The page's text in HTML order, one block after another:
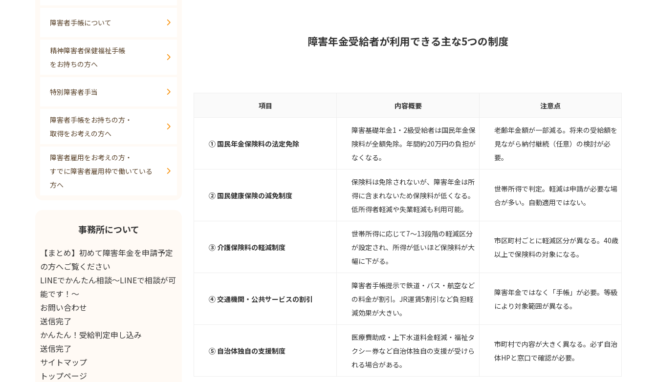
障害年金受給者が利用できる主な5つの制度
項目 内容概要 注意点
① 国民年金保険料の法定免除
障害基礎年金1・2級受給者は国民年金保
険料が全額免除。年間約20万円の負担が
なくなる。
老齢年金額が一部減る。将来の受給額を
見ながら納付継続（任意）の検討が必
要。
② 国民健康保険の減免制度
保険料は免除されないが、障害年金は所
得に含まれないため保険料が低くなる。
低所得者軽減や失業軽減も利用可能。
世帯所得で判定。軽減は申請が必要な場
合が多い。自動適用ではない。
③ 介護保険料の軽減制度
世帯所得に応じて7〜13段階の軽減区分
が設定され、所得が低いほど保険料が大
幅に下がる。
市区町村ごとに軽減区分が異なる。40歳
以上で保険料の対象になる。
④ 交通機関・公共サービスの割引
障害者手帳提示で鉄道・バス・航空など
の料金が割引。JR運賃5割引など負担軽
減効果が大きい。
障害年金ではなく「手帳」が必要。等級
により対象範囲が異なる。
⑤ 自治体独自の支援制度
医療費助成・上下水道料金軽減・福祉タ
クシー券など自治体独自の支援が受けら
れる場合がある。
市町村で内容が大きく異なる。必ず自治
体HPと窓口で確認が必要。
障害者手帳について
精神障害者保健福祉手帳
をお持ちの方へ
特別障害者手当
障害者手帳をお持ちの方・
取得をお考えの方へ
障害者雇用をお考えの方・
すでに障害者雇用枠で働いている
方へ
事務所について
【まとめ】初めて障害年金を申請予定
の方へご覧ください
LINEでかんたん相談～LINEで相談が可
能です！～
お問い合わせ
送信完了
かんたん！受給判定申し込み
送信完了
サイトマップ
トップページ